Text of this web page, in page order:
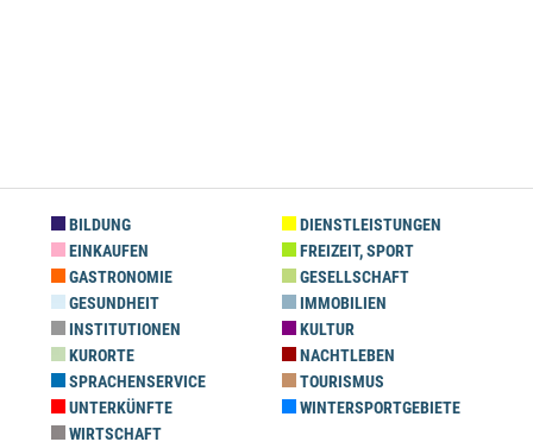
BILDUNG
DIENSTLEISTUNGEN
EINKAUFEN
FREIZEIT, SPORT
GASTRONOMIE
GESELLSCHAFT
GESUNDHEIT
IMMOBILIEN
INSTITUTIONEN
KULTUR
KURORTE
NACHTLEBEN
SPRACHENSERVICE
TOURISMUS
UNTERKÜNFTE
WINTERSPORTGEBIETE
WIRTSCHAFT